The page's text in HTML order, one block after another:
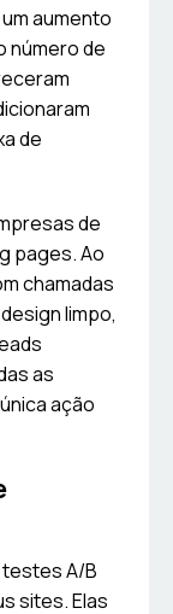
aumento
número de
de
de
pages. Ao
chamadas
limpo,
as
ação
A/B
sites. Elas